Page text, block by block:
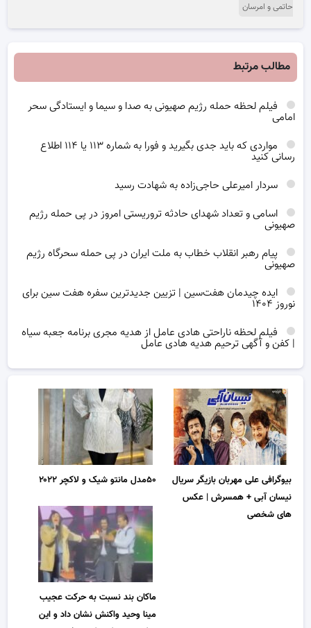
حاتمی و امرسان
مطالب مرتبط
فیلم لحظه حمله رژیم صهیونی به صدا و سیما و ایستادگی سحر
امامی
مواردی که باید جدی بگیرید و فورا به شماره ۱۱۳ یا ۱۱۴ اطلاع
رسانی کنید
سردار امیرعلی حاجی‌زاده به شهادت رسید
اسامی و تعداد شهدای حادثه تروریستی امروز در پی حمله رژیم
صهیونی
پیام رهبر انقلاب خطاب به ملت ایران در پی حمله سحرگاه رژیم
صهیونی
ایده چیدمان هفت‌سین | تزیین جدیدترین سفره هفت سین برای
نوروز ۱۴۰۴
فیلم لحظه ناراحتی هادی عامل از هدیه مجری برنامه جعبه سیاه
| کفن و آگهی ترحیم هدیه هادی عامل
بیوگرافی علی مهربان بازیگر سریال
نیسان آبی + همسرش | عکس
های شخصی
۵۰مدل مانتو شیک و لاکچر ۲۰۲۲
ماکان بند نسبت به حرکت عجیب
مینا وحید واکنش نشان داد و این